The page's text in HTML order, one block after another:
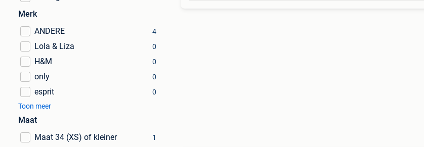
Merk
ANDERE
4
Lola & Liza 0
H&M 0
only 0
esprit
0
Toon meer
Maat
Maat 34 (XS) of kleiner
1